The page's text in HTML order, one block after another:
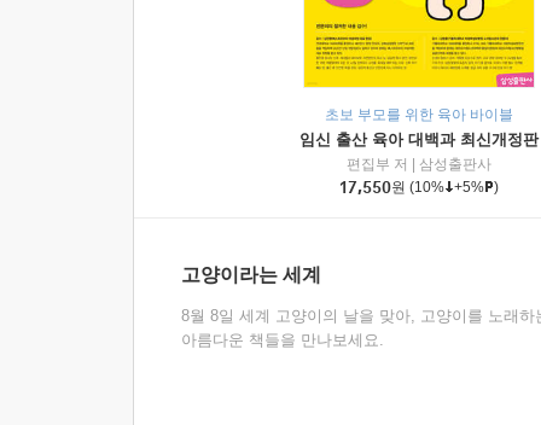
초보 부모를 위한 육아 바이블
임신 출산 육아 대백과 최신개정판
편집부 저
삼성출판사
17,550원 (10% +5% )
고양이라는 세계
8월 8일 세계 고양이의 날을 맞아, 고양이를 노래하
아름다운 책들을 만나보세요.